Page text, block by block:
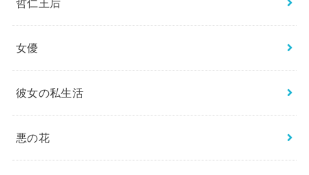
哲仁王后
女優
彼女の私生活
悪の花